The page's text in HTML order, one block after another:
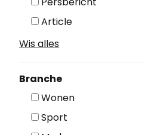
Article
Wis alles
Branche
Wonen
Sport